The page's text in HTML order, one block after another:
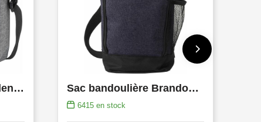
Sac à bandoulière Caden | 1,8 l Sac bandoulière Brandon | Polyester | 10 l
6415 en stock